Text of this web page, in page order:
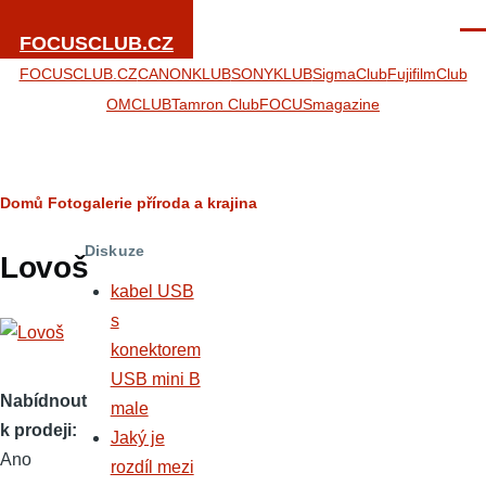
FOCUSCLUB.CZ
FOCUSCLUB.CZCANONKLUBSONYKLUBSigmaClubFujifilmClub
OMCLUBTamron ClubFOCUSmagazine
Drobečková
navigace
Domů Fotogalerie příroda a krajina
Lovoš
Nabídnout
k prodeji
Ano
Diskuze
kabel USB
s
konektorem
USB mini B
male
Jaký je
rozdíl mezi